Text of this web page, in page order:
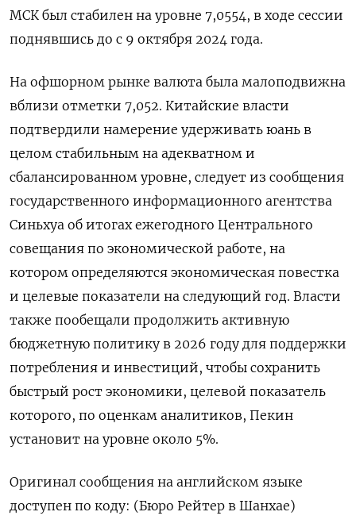
МСК был стабилен на уровне 7,0554​, в ходе сессии
поднявшись до с 9 октября 2024 года.
На офшорном рынке валюта была малоподвижна
вблизи отметки 7,052. Китайские власти
подтвердили намерение удерживать юань в
целом стабильным на адекватном и
сбалансированном уровне, следует из сообщения
государственного информационного агентства
Синьхуа об итогах ежегодного Центрального
совещания по экономической работе, на
котором определяются экономическая повестка
и целевые показатели на следующий год. Власти
также пообещали продолжить активную
бюджетную политику в 2026 году для поддержки
потребления и инвестиций, чтобы сохранить
быстрый рост экономики, целевой показатель
которого, по оценкам аналитиков, Пекин
установит на уровне около 5%.
Оригинал сообщения на английском языке
доступен по коду: (Бюро Рейтер в Шанхае)